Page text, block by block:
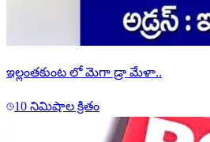
ఇల్లంతకుంట లో మెగా డ్రా మేళా..
10 నిమిషాల క్రితం